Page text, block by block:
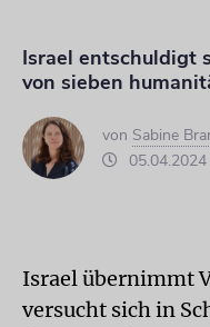
Israel entschuldigt
von sieben
von Sabine
Israel übernimmt
versucht sich in